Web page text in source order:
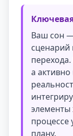
Ваш сон
сценарий
а
элементы
процессе
плану.